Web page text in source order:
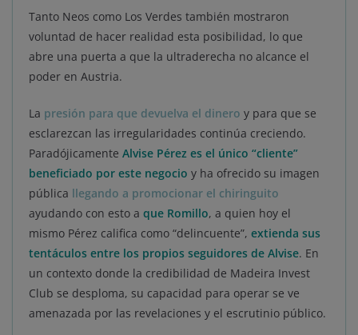
Tanto Neos como Los Verdes también mostraron
voluntad de hacer realidad esta posibilidad, lo que
abre una puerta a que la ultraderecha no alcance el
poder en Austria.
La presión para que devuelva el dinero y para que se
esclarezcan las irregularidades continúa creciendo.
Paradójicamente Alvise Pérez es el único “cliente”
beneficiado por este negocio y ha ofrecido su imagen
pública llegando a promocionar el chiringuito
ayudando con esto a que Romillo, a quien hoy el
mismo Pérez califica como “delincuente”, extienda sus
tentáculos entre los propios seguidores de Alvise. En
un contexto donde la credibilidad de Madeira Invest
Club se desploma, su capacidad para operar se ve
amenazada por las revelaciones y el escrutinio público.